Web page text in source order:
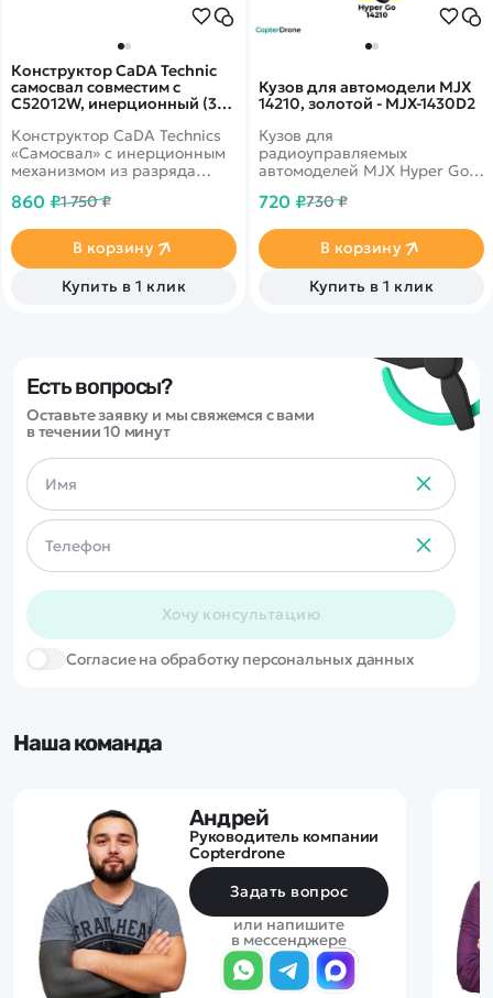
Конструктор CaDA Technic
самосвал совместим с
C52012W, инерционный (301
Конструктор CaDA Technics
«Самосвал» с инерционным
механизмом из разряда
реалистичный,
функциональный самосвал,
который собирается из 301
пластиковой детали.
860 ₽1 750 ₽
В корзину
Купить в 1 клик
Кузов для автомодели MJX
14210, золотой - MJX-1430D2
Кузов для
радиоуправляемых
автомоделей MJX Hyper Go
720 ₽730 ₽
В корзину
Купить в 1 клик
Есть вопросы?
Оставьте заявку и мы свяжемся с вами
в течении 10 минут
Хочу консультацию
Cогласие на обработку персональных данных
Наша команда
Андрей
Руководитель компании
Copterdrone
Задать вопрос
или напишите
в мессенджере